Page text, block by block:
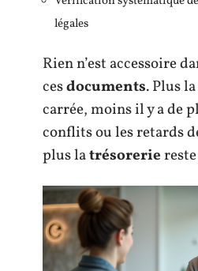
légales
Rien n’est accessoire
cesdocuments. Plus
carrée, moins il y a de
conflits ou les retards
plus latrésorerie